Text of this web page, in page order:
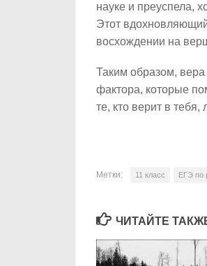
науке и преуспела,
Этот
восхождении на
Таким образом,
фактора, которые
те, кто верит в
Метки: 11 класс ЕГЭ по
ЧИТАЙТЕ